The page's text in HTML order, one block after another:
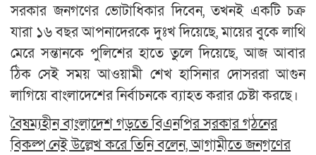
সরকার জনগণের ভোটাধিকার দিবেন, তখনই একটি চক্র
যারা ১৬ বছর আপনাদেরকে দুঃখ দিয়েছে, মায়ের বুকে লাথি
মেরে সন্তানকে পুলিশের হাতে তুলে দিয়েছে, আজ আবার
ঠিক সেই সময় আওয়ামী শেখ হাসিনার দোসররা আগুন
লাগিয়ে বাংলাদেশের নির্বাচনকে ব্যাহত করার চেষ্টা করছে।
বৈষম্যহীন বাংলাদেশ গড়তে বিএনপির সরকার গঠনের
বিকল্প নেই উল্লেখ করে তিনি বলেন, আগামীতে জনগণের